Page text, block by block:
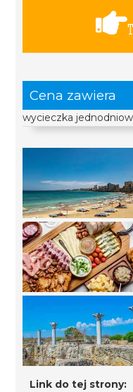
Cena zawiera
wycieczka
Link do tej strony: